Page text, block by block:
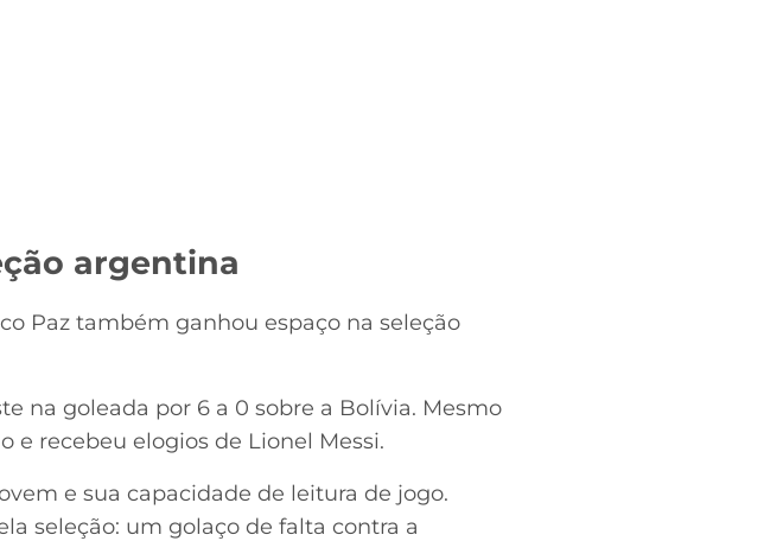
argentina
Paz também ganhou espaço na seleção
na goleada por 6 a 0 sobre a Bolívia. Mesmo
e recebeu elogios de Lionel Messi.
e sua capacidade de leitura de jogo.
seleção: um golaço de falta contra a